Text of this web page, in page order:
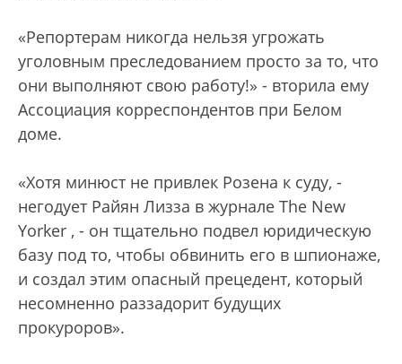
«Репортерам никогда нельзя угрожать
уголовным преследованием просто за то, что
они выполняют свою работу!» - вторила ему
Ассоциация корреспондентов при Белом
доме.
«Хотя минюст не привлек Розена к суду, -
негодует Райян Лизза в журнале The New
Yorker , - он тщательно подвел юридическую
базу под то, чтобы обвинить его в шпионаже,
и создал этим опасный прецедент, который
несомненно раззадорит будущих
прокуроров».